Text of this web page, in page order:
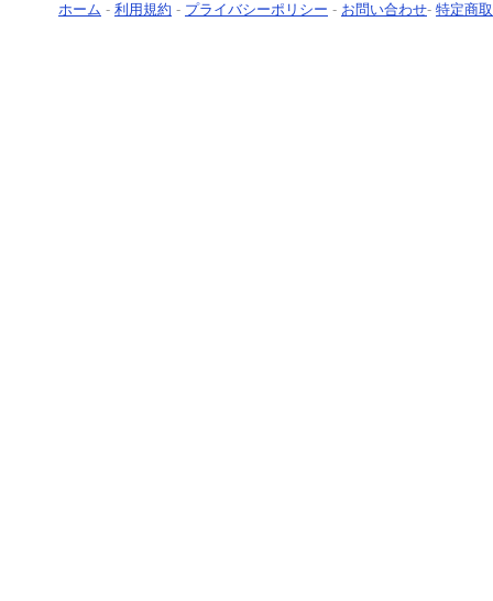
ホーム - 利用規約 - プライバシーポリシー - お問い合わせ- 特定商